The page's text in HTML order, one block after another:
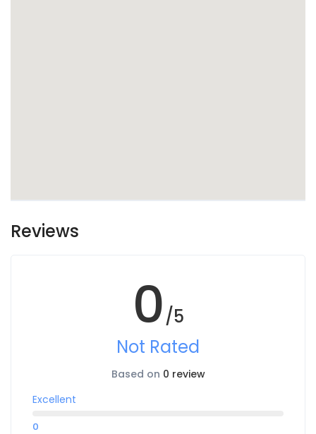
Reviews
0/5
Not Rated
Based on 0 review
Excellent
0